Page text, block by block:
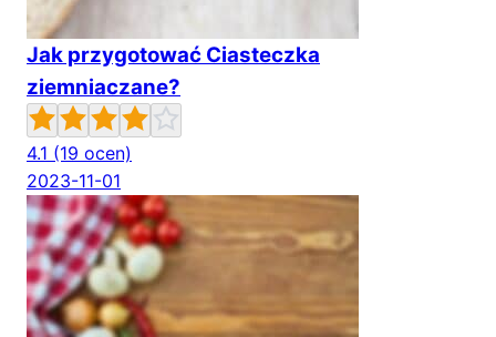
Jak przygotować Ciasteczka
ziemniaczane?
4.1 (19 ocen)
2023-11-01